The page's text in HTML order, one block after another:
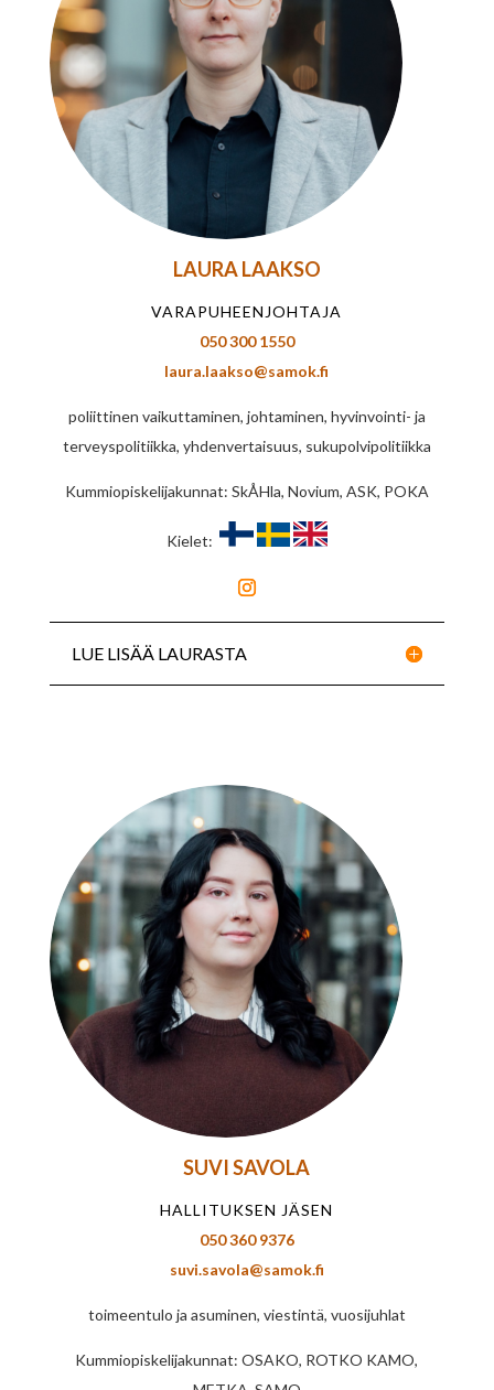
LAURA LAAKSO
VARAPUHEENJOHTAJA
050 300 1550
laura.laakso@samok.fi
poliittinen vaikuttaminen, johtaminen, hyvinvointi- ja
terveyspolitiikka, yhdenvertaisuus, sukupolvipolitiikka
Kummiopiskelijakunnat: SkÅHla, Novium, ASK, POKA
Kielet:
LUE LISÄÄ LAURASTA
SUVI SAVOLA
HALLITUKSEN JÄSEN
050 360 9376
suvi.savola@samok.fi
toimeentulo ja asuminen, viestintä, vuosijuhlat
Kummiopiskelijakunnat: OSAKO, ROTKO KAMO,